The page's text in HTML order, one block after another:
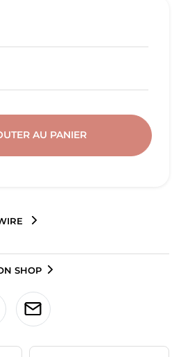
AU PANIER
SHOP